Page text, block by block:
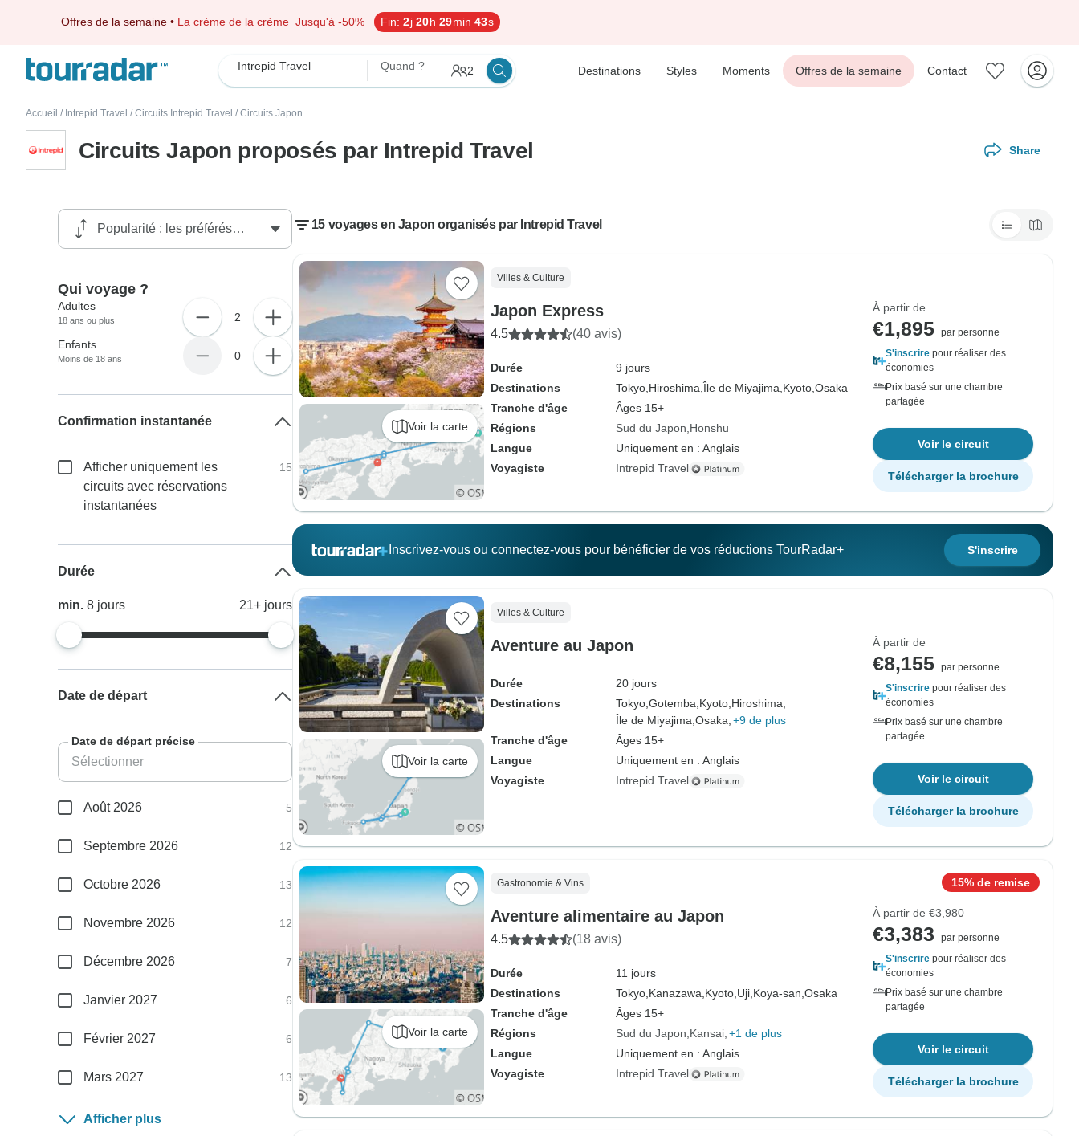
Offres de la semaine • La crème de la crème Jusqu'à -50% Fin: 2j 20h 29min 42s
Intrepid Travel Quand ? 2 Destinations Styles Moments Offres de la semaine Contact
Accueil / Intrepid Travel / Circuits Intrepid Travel / Circuits Japon
Circuits Japon proposés par Intrepid Travel Share
15 voyages en Japon organisés par Intrepid Travel
Voir la carte
Villes & Culture
Japon Express
4.5 (40 avis)
Durée
9 jours
Destinations
Tokyo, Hiroshima, Île de Miyajima, Kyoto, Osaka
Tranche d'âge
Âges 15+
Régions
Sud du Japon Honshu
Langue
Uniquement en : Anglais
Voyagiste
Intrepid Travel
À partir de
€1,895 par personne
S'inscrire pour réaliser des
économies
Prix basé sur une chambre
partagée
Voir le circuit
Télécharger la brochure
Inscrivez-vous ou connectez-vous pour bénéficier de vos réductions TourRadar+ S'inscrire
Voir la carte
Villes & Culture
Aventure au Japon
Durée
20 jours
Destinations
Tokyo, Gotemba, Kyoto, Hiroshima,
Île de Miyajima, Osaka, +9 de plus
Tranche d'âge
Âges 15+
Langue
Uniquement en : Anglais
Voyagiste
Intrepid Travel
À partir de
€8,155 par personne
S'inscrire pour réaliser des
économies
Prix basé sur une chambre
partagée
Voir le circuit
Télécharger la brochure
Voir la carte
Gastronomie & Vins
Aventure alimentaire au Japon
4.5 (18 avis)
Durée
11 jours
Destinations
Tokyo, Kanazawa, Kyoto, Uji, Koya-san, Osaka
Tranche d'âge
Âges 15+
Régions
Sud du Japon Kansai +1 de plus
Langue
Uniquement en : Anglais
Voyagiste
Intrepid Travel
15% de remise
À partir de €3,980
€3,383
par personne
S'inscrire pour réaliser des
économies
Prix basé sur une chambre
partagée
Voir le circuit
Télécharger la brochure
Qui voyage ?
Adultes
18 ans ou plus 2
Enfants
Moins de 18 ans 0
Confirmation instantanée
Afficher uniquement les
circuits avec réservations
instantanées
15
Durée
min.8 jours 21+ jours
Date de départ
Date de départ précise
Août 2026 5
Septembre 2026 12
Octobre 2026 13
Novembre 2026 12
Décembre 2026 7
Janvier 2027 6
Février 2027 6
Mars 2027 13
Afficher plus